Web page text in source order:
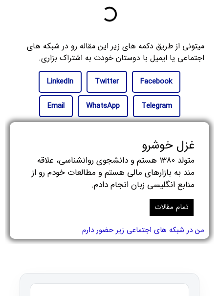
میتونی از طریق دکمه های زیر این مقاله رو در شبکه های
اجتماعی یا ایمیل با دوستان خودت به اشتراک بزاری.
Facebook
Twitter
LinkedIn
Telegram
WhatsApp
Email
غزل خوشرو
متولد 1380 هستم و دانشجوی روانشناسی، علاقه
مند به بازارهای مالی هستم و مطالعات خودم رو از
منابع انگلیسی زبان انجام دادم.
تمام مقالات
من در شبکه های اجتماعی زیر حضور دارم